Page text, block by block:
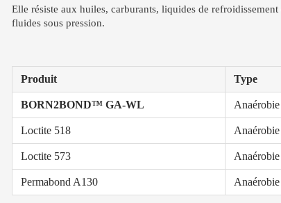
Elle résiste aux huiles, carburants, liquides de
fluides sous pression.
Produit Type
BORN2BOND™ GA-WL
Loctite 518
Loctite 573
Permabond A130